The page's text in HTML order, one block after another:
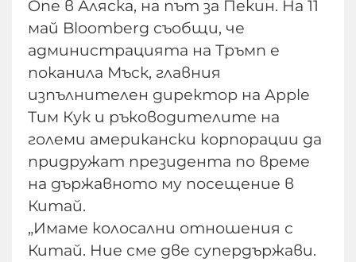
One в Аляска, на път за Пекин. На 11
май Bloomberg съобщи, че
администрацията на Тръмп е
поканила Мъск, главния
изпълнителен директор на Apple
Тим Кук и ръководителите на
големи американски корпорации да
придружат президента по време
на държавното му посещение в
Китай.
„Имаме колосални отношения с
Китай. Ние сме две супердържави.